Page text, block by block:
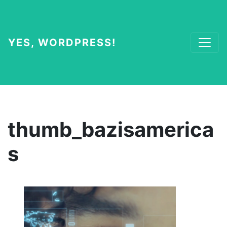
YES, WORDPRESS!
thumb_bazisamerica
s